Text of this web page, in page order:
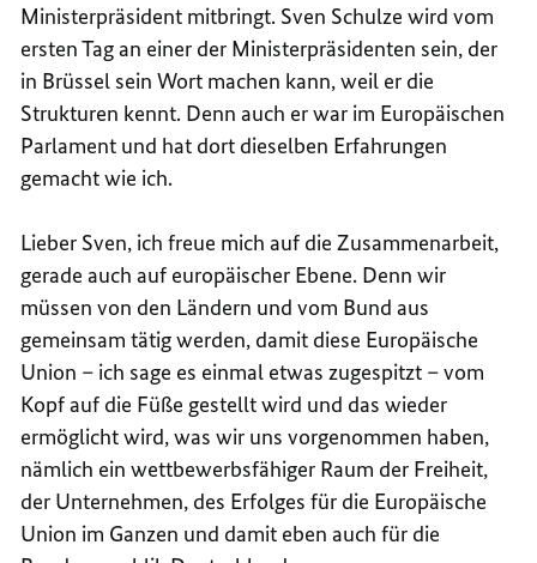
Ministerpräsident mitbringt. Sven Schulze wird vom
ersten Tag an einer der Ministerpräsidenten sein, der
in Brüssel sein Wort machen kann, weil er die
Strukturen kennt. Denn auch er war im Europäischen
Parlament und hat dort dieselben Erfahrungen
gemacht wie ich.
Lieber Sven, ich freue mich auf die Zusammenarbeit,
gerade auch auf europäischer Ebene. Denn wir
müssen von den Ländern und vom Bund aus
gemeinsam tätig werden, damit diese Europäische
Union – ich sage es einmal etwas zugespitzt – vom
Kopf auf die Füße gestellt wird und das wieder
ermöglicht wird, was wir uns vorgenommen haben,
nämlich ein wettbewerbsfähiger Raum der Freiheit,
der Unternehmen, des Erfolges für die Europäische
Union im Ganzen und damit eben auch für die